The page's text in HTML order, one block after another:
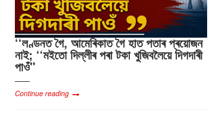
‘‘লণ্ডনত গৈ, আমেৰিকাত গৈ হাত পতাৰ প্ৰয়োজন
নাই; ‘‘মইতো দিল্লীৰ পৰা টকা খুজিবলৈয়ে দিগদাৰী
পাওঁ"
Continue reading